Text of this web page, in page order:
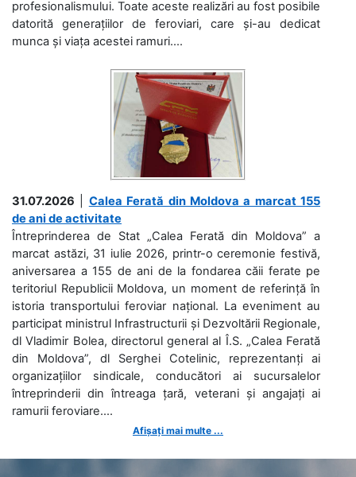
profesionalismului. Toate aceste realizări au fost posibile
datorită generațiilor de feroviari, care și-au dedicat
munca și viața acestei ramuri....
31.07.2026
Calea Ferată din Moldova a marcat 155
de ani de activitate
Întreprinderea de Stat „Calea Ferată din Moldova” a
marcat astăzi, 31 iulie 2026, printr-o ceremonie festivă,
aniversarea a 155 de ani de la fondarea căii ferate pe
teritoriul Republicii Moldova, un moment de referință în
istoria transportului feroviar național. La eveniment au
participat ministrul Infrastructurii și Dezvoltării Regionale,
dl Vladimir Bolea, directorul general al Î.S. „Calea Ferată
din Moldova”, dl Serghei Cotelinic, reprezentanți ai
organizațiilor sindicale, conducători ai sucursalelor
întreprinderii din întreaga țară, veterani și angajați ai
ramurii feroviare....
Afișați mai multe ...